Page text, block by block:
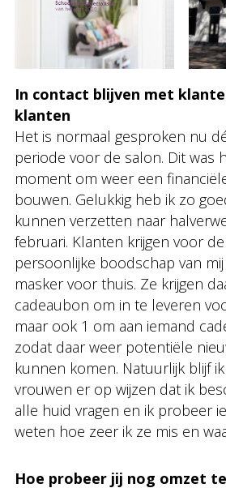
In contact blijven met
klanten
Het is normaal gesproken nu
periode voor de salon. Dit was
moment om weer een
bouwen. Gelukkig heb ik zo
kunnen verzetten naar
februari. Klanten krijgen voor
persoonlijke boodschap van
masker voor thuis. Ze krijgen
cadeaubon om in te leveren
maar ook 1 om aan iemand
zodat daar weer potentiële
kunnen komen. Natuurlijk blijf
vrouwen er op wijzen dat ik
alle huid vragen en ik probeer
weten hoe zeer ik ze mis en
Hoe probeer jij nog omzet